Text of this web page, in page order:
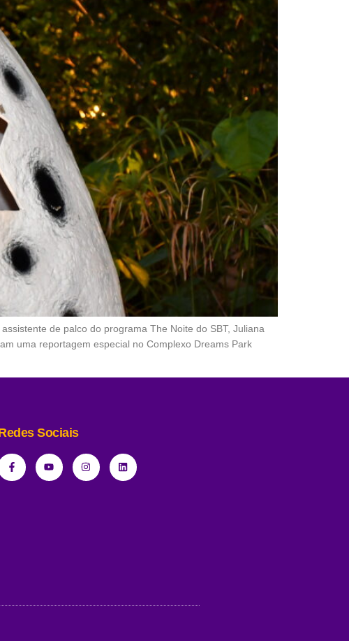
de palco do programa The Noite do SBT, Juliana
uma reportagem especial no Complexo Dreams Park
Sociais